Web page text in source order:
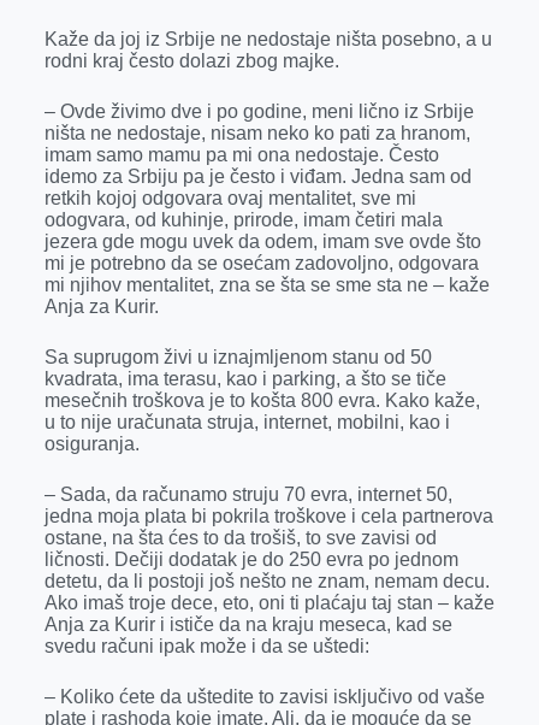
Kaže da joj iz Srbije ne nedostaje ništa posebno, a u
rodni kraj često dolazi zbog majke.
– Ovde živimo dve i po godine, meni lično iz Srbije
ništa ne nedostaje, nisam neko ko pati za hranom,
imam samo mamu pa mi ona nedostaje. Često
idemo za Srbiju pa je često i viđam. Jedna sam od
retkih kojoj odgovara ovaj mentalitet, sve mi
odogvara, od kuhinje, prirode, imam četiri mala
jezera gde mogu uvek da odem, imam sve ovde što
mi je potrebno da se osećam zadovoljno, odgovara
mi njihov mentalitet, zna se šta se sme sta ne – kaže
Anja za Kurir.
Sa suprugom živi u iznajmljenom stanu od 50
kvadrata, ima terasu, kao i parking, a što se tiče
mesečnih troškova je to košta 800 evra. Kako kaže,
u to nije uračunata struja, internet, mobilni, kao i
osiguranja.
– Sada, da računamo struju 70 evra, internet 50,
jedna moja plata bi pokrila troškove i cela partnerova
ostane, na šta ćes to da trošiš, to sve zavisi od
ličnosti. Dečiji dodatak je do 250 evra po jednom
detetu, da li postoji još nešto ne znam, nemam decu.
Ako imaš troje dece, eto, oni ti plaćaju taj stan – kaže
Anja za Kurir i ističe da na kraju meseca, kad se
svedu računi ipak može i da se uštedi:
– Koliko ćete da uštedite to zavisi isključivo od vaše
plate i rashoda koje imate. Ali, da je moguće da se